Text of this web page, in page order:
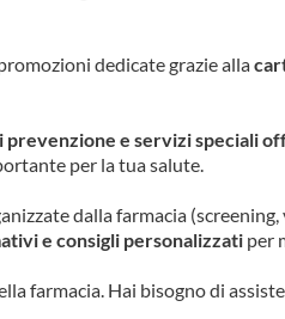
dedicate grazie alla
e servizi speciali
per la tua salute.
dalla farmacia
e consigli personalizzati per
farmacia. Hai bisogno di